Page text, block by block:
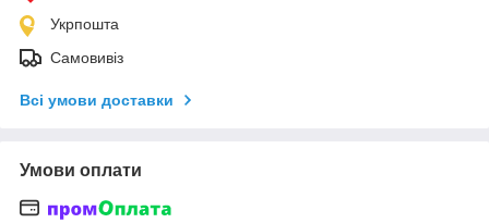
Укрпошта
Самовивіз
Всі умови доставки
Умови оплати